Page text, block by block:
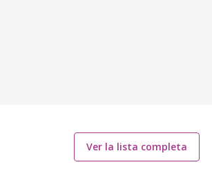
Ver la lista completa